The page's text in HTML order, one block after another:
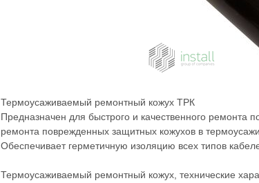
Термоусаживаемый ремонтный кожух ТРК
Предназначен для быстрого и качественного ремонта
ремонта поврежденных защитных кожухов в
Обеспечивает герметичную изоляцию всех типов
Термоусаживаемый ремонтный кожух, технические